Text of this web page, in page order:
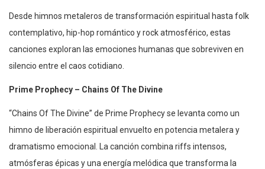
Desde himnos metaleros de transformación espiritual hasta folk
contemplativo, hip-hop romántico y rock atmosférico, estas
canciones exploran las emociones humanas que sobreviven en
silencio entre el caos cotidiano.
Prime Prophecy – Chains Of The Divine
“Chains Of The Divine” de Prime Prophecy se levanta como un
himno de liberación espiritual envuelto en potencia metalera y
dramatismo emocional. La canción combina riffs intensos,
atmósferas épicas y una energía melódica que transforma la